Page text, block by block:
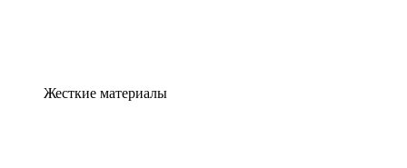
Жесткие материалы